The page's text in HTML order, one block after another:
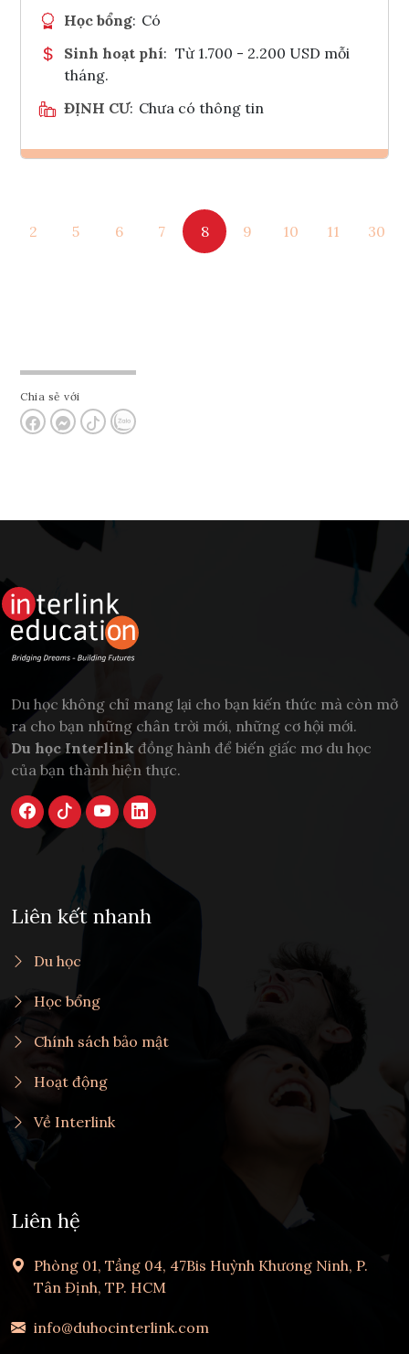
Học bổng: Có
Sinh hoạt phí: Từ 1.700 - 2.200 USD mỗi
tháng.
ĐỊNH CƯ: Chưa có thông tin
Tham vấn Interlink
2 5 6 7 8 9 10 11 30
Chia sẻ với
Du học không chỉ mang lại cho bạn kiến thức mà còn mở
ra cho bạn những chân trời mới, những cơ hội mới.
Du học Interlink đồng hành để biến giấc mơ du học
của bạn thành hiện thực.
Liên kết nhanh
Du học
Học bổng
Chính sách bảo mật
Hoạt động
Về Interlink
Liên hệ
Phòng 01, Tầng 04, 47Bis Huỳnh Khương Ninh, P.
Tân Định, TP. HCM
info@duhocinterlink.com